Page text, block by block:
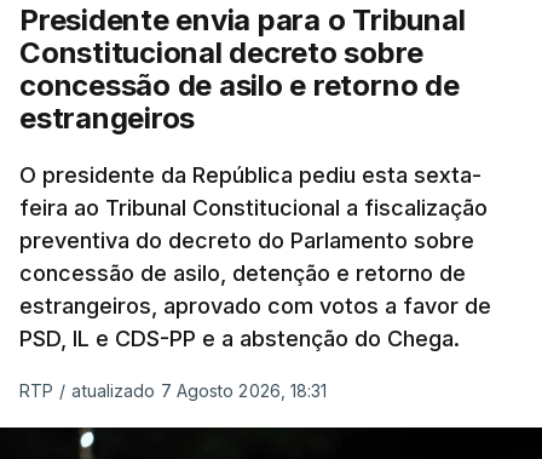
Presidente envia para o Tribunal
Constitucional decreto sobre
concessão de asilo e retorno de
estrangeiros
O presidente da República pediu esta sexta-
feira ao Tribunal Constitucional a fiscalização
preventiva do decreto do Parlamento sobre
concessão de asilo, detenção e retorno de
estrangeiros, aprovado com votos a favor de
PSD, IL e CDS-PP e a abstenção do Chega.
RTP / atualizado 7 Agosto 2026, 18:31